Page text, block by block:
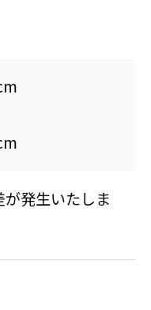
発生いたしま